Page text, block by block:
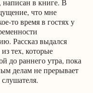
написан в книге. В
что мне
то время в гостях у
Рассказ выдался
тех, которые
до раннего утра, пока
делам не прерывает